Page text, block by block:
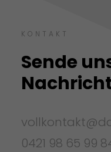
KONTAKT
Sende
0421 98 65 99